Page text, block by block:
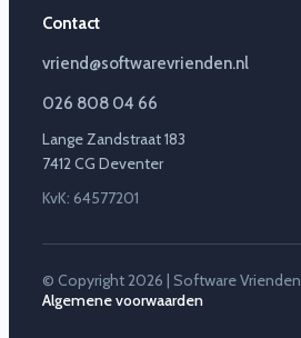
Contact
vriend@softwarevrienden.nl
026 808 04 66
Lange Zandstraat 183
7412 CG Deventer
KvK: 64577201
© Copyright 2026 | Software Vrienden
Algemene voorwaarden